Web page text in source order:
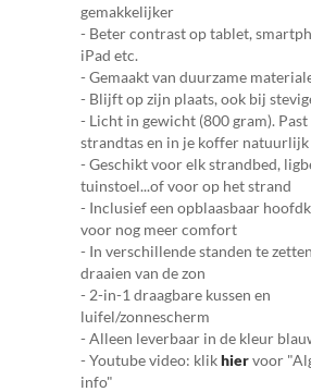
gemakkelijker
- Beter contrast op tablet,
iPad etc.
- Gemaakt van duurzame
- Blijft op zijn plaats, ook bij
- Licht in gewicht (800 gram). Past
strandtas en in je koffer natuurlijk
- Geschikt voor elk strandbed,
tuinstoel...of voor op het strand
- Inclusief een opblaasbaar
voor nog meer comfort
- In verschillende standen te
draaien van de zon
- 2-in-1 draagbare kussen en
luifel/zonnescherm
- Alleen leverbaar in de kleur
- Youtube video: klikhiervoor
info"